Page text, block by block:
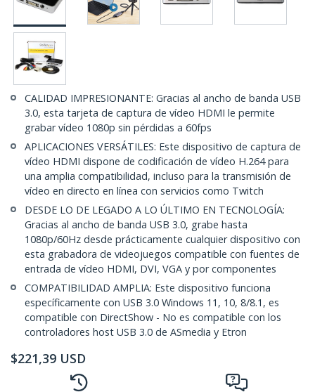
CALIDAD IMPRESIONANTE: Gracias al ancho de banda USB
3.0, esta tarjeta de captura de vídeo HDMI le permite
grabar vídeo 1080p sin pérdidas a 60fps
APLICACIONES VERSÁTILES: Este dispositivo de captura de
vídeo HDMI dispone de codificación de vídeo H.264 para
una amplia compatibilidad, incluso para la transmisión de
vídeo en directo en línea con servicios como Twitch
DESDE LO DE LEGADO A LO ÚLTIMO EN TECNOLOGÍA:
Gracias al ancho de banda USB 3.0, grabe hasta
1080p/60Hz desde prácticamente cualquier dispositivo con
esta grabadora de videojuegos compatible con fuentes de
entrada de vídeo HDMI, DVI, VGA y por componentes
COMPATIBILIDAD AMPLIA: Este dispositivo funciona
específicamente con USB 3.0 Windows 11, 10, 8/8.1, es
compatible con DirectShow - No es compatible con los
controladores host USB 3.0 de ASmedia y Etron
$221,39 USD